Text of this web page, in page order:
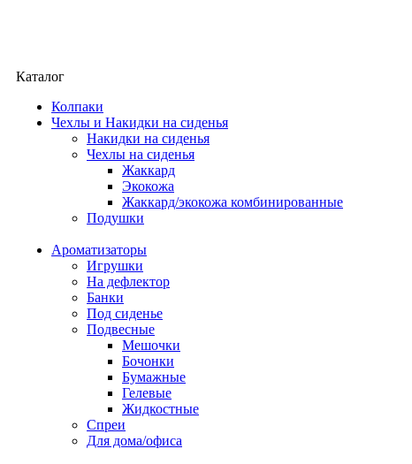
Каталог
Колпаки
Чехлы и Накидки на сиденья
Накидки на сиденья
Чехлы на сиденья
Жаккард
Экокожа
Жаккард/экокожа комбинированные
Подушки
Ароматизаторы
Игрушки
На дефлектор
Банки
Под сиденье
Подвесные
Мешочки
Бочонки
Бумажные
Гелевые
Жидкостные
Спреи
Для дома/офиса